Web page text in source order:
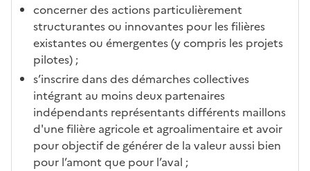
concerner des actions particulièrement
structurantes ou innovantes pour les filières
existantes ou émergentes (y compris les projets
pilotes) ;
s’inscrire dans des démarches collectives
intégrant au moins deux partenaires
indépendants représentants différents maillons
d'une filière agricole et agroalimentaire et avoir
pour objectif de générer de la valeur aussi bien
pour l’amont que pour l’aval ;